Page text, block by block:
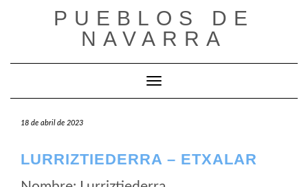
PUEBLOS DE
NAVARRA
Cambiar modo de navegación
18 de abril de 2023
LURRIZTIEDERRA – ETXALAR